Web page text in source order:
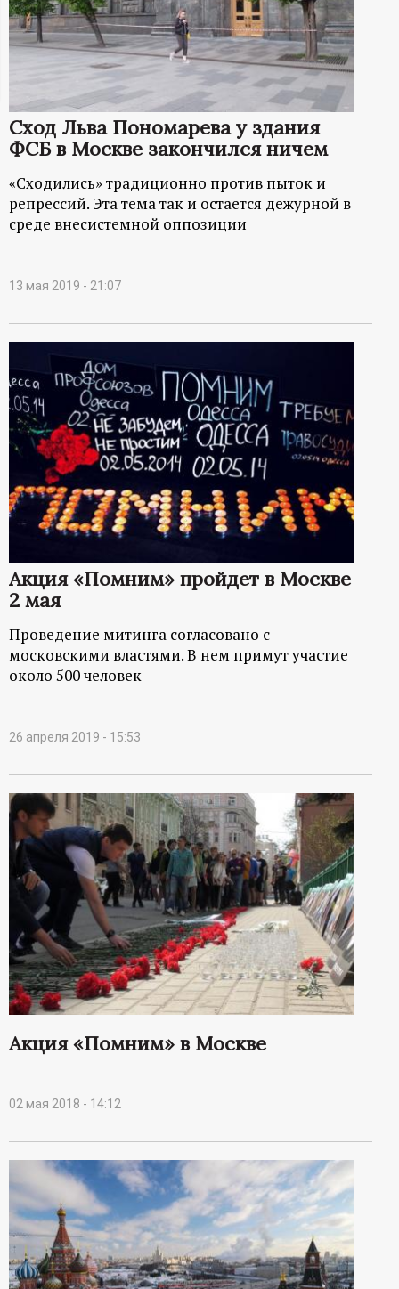
м
ц
и
о
н
ы
й
п
о
р
а
л
Сход Льва Пономарева у здания
ФСБ в Москве закончился ничем
«Сходились» традиционно против пыток и
репрессий. Эта тема так и остается дежурной в
среде внесистемной оппозиции
13 мая 2019 - 21:07
Акция «Помним» пройдет в Москве
2 мая
Проведение митинга согласовано с
московскими властями. В нем примут участие
около 500 человек
26 апреля 2019 - 15:53
Акция «Помним» в Москве
02 мая 2018 - 14:12